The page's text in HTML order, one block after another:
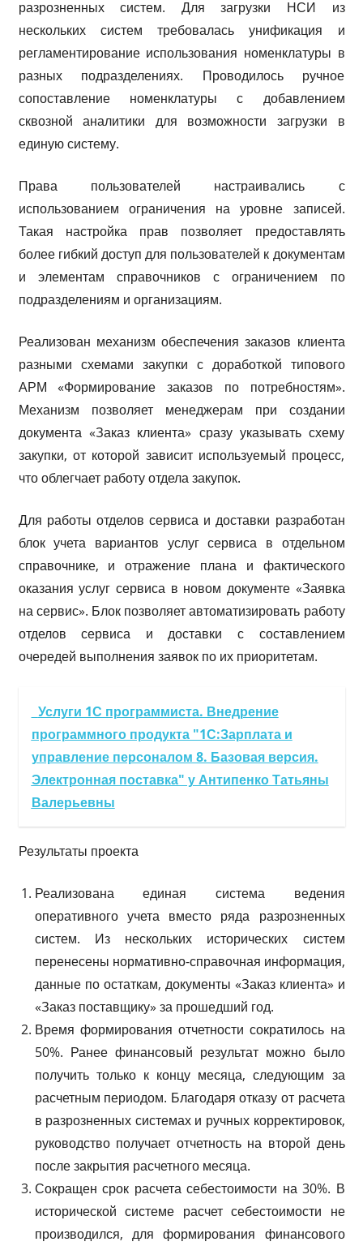
разрозненных систем. Для загрузки НСИ из
нескольких систем требовалась унификация и
регламентирование использования номенклатуры в
разных подразделениях. Проводилось ручное
сопоставление номенклатуры с добавлением
сквозной аналитики для возможности загрузки в
единую систему.
Права пользователей настраивались с
использованием ограничения на уровне записей.
Такая настройка прав позволяет предоставлять
более гибкий доступ для пользователей к документам
и элементам справочников с ограничением по
подразделениям и организациям.
Реализован механизм обеспечения заказов клиента
разными схемами закупки с доработкой типового
АРМ «Формирование заказов по потребностям».
Механизм позволяет менеджерам при создании
документа «Заказ клиента» сразу указывать схему
закупки, от которой зависит используемый процесс,
что облегчает работу отдела закупок.
Для работы отделов сервиса и доставки разработан
блок учета вариантов услуг сервиса в отдельном
справочнике, и отражение плана и фактического
оказания услуг сервиса в новом документе «Заявка
на сервис». Блок позволяет автоматизировать работу
отделов сервиса и доставки с составлением
очередей выполнения заявок по их приоритетам.
Услуги 1С программиста. Внедрение
программного продукта "1С:Зарплата и
управление персоналом 8. Базовая версия.
Электронная поставка" у Антипенко Татьяны
Валерьевны
Результаты проекта
Реализована единая система ведения
оперативного учета вместо ряда разрозненных
систем. Из нескольких исторических систем
перенесены нормативно-справочная информация,
данные по остаткам, документы «Заказ клиента» и
«Заказ поставщику» за прошедший год.
Время формирования отчетности сократилось на
50%. Ранее финансовый результат можно было
получить только к концу месяца, следующим за
расчетным периодом. Благодаря отказу от расчета
в разрозненных системах и ручных корректировок,
руководство получает отчетность на второй день
после закрытия расчетного месяца.
Сокращен срок расчета себестоимости на 30%. В
исторической системе расчет себестоимости не
производился, для формирования финансового